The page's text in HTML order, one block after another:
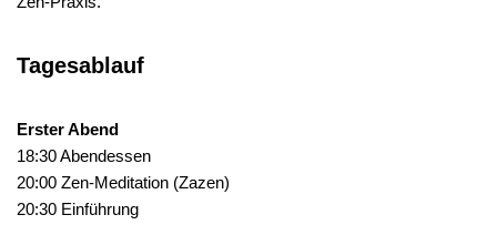
Tagesablauf
Erster Abend
18:30 Abendessen
20:00 Zen-Meditation (Zazen)
20:30 Einführung